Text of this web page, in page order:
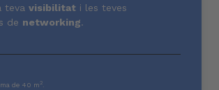
teva visibilitat i les teves
de networking.
de 40 m 2.